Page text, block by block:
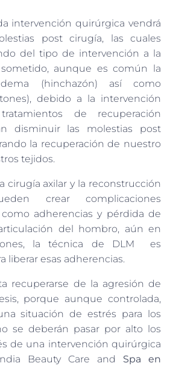
intervención quirúrgica vendrá
post cirugía, las cuales
del tipo de intervención a la
aunque es común la
(hinchazón) así como
debido a la intervención
de recuperación
disminuir las molestias post
la recuperación de nuestro
tejidos.
cirugía axilar y la reconstrucción
crear complicaciones
como adherencias y pérdida de
del hombro, aún en
la técnica de DLM es
liberar esas adherencias.
recuperarse de la agresión de
porque aunque controlada,
situación de estrés para los
se deberán pasar por alto los
de una intervención quirúrgica
Beauty Care and Spa en